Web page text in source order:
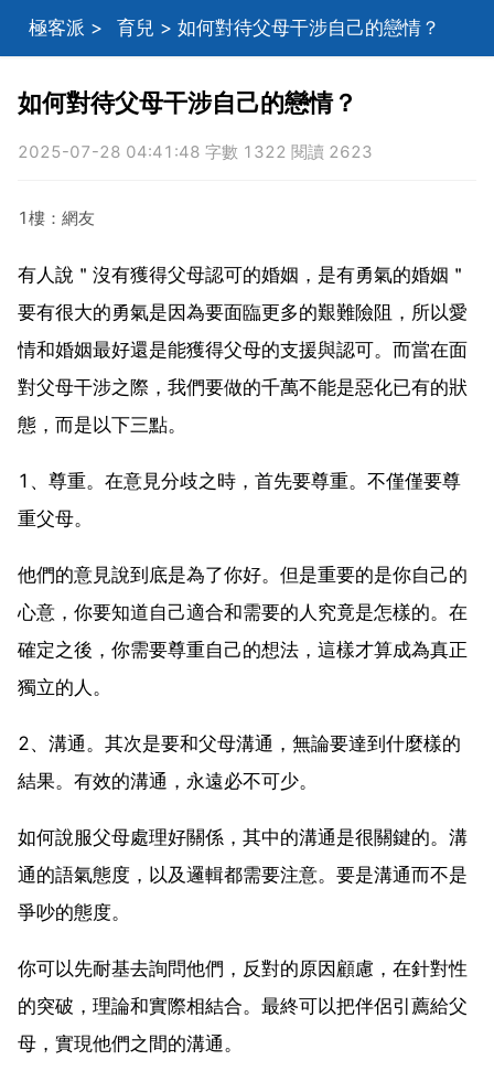
極客派 > 育兒 > 如何對待父母干涉自己的戀情？
如何對待父母干涉自己的戀情？
2025-07-28 04:41:48 字數 1322 閱讀 2623
1樓：網友
有人說＂沒有獲得父母認可的婚姻，是有勇氣的婚姻＂
要有很大的勇氣是因為要面臨更多的艱難險阻，所以愛
情和婚姻最好還是能獲得父母的支援與認可。而當在面
對父母干涉之際，我們要做的千萬不能是惡化已有的狀
態，而是以下三點。
1、尊重。在意見分歧之時，首先要尊重。不僅僅要尊
重父母。
他們的意見說到底是為了你好。但是重要的是你自己的
心意，你要知道自己適合和需要的人究竟是怎樣的。在
確定之後，你需要尊重自己的想法，這樣才算成為真正
獨立的人。
2、溝通。其次是要和父母溝通，無論要達到什麼樣的
結果。有效的溝通，永遠必不可少。
如何說服父母處理好關係，其中的溝通是很關鍵的。溝
通的語氣態度，以及邏輯都需要注意。要是溝通而不是
爭吵的態度。
你可以先耐基去詢問他們，反對的原因顧慮，在針對性
的突破，理論和實際相結合。最終可以把伴侶引薦給父
母，實現他們之間的溝通。